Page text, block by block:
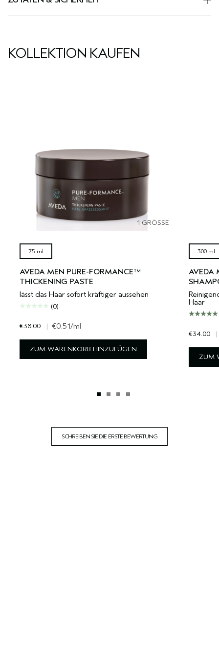
KOLLEKTION KAUFEN
1 GRÖSSE
75 ml
AVEDA MEN PURE-FORMANCE™
THICKENING PASTE
lässt das Haar sofort kräftiger aussehen
(0)
€38.00 | €0.51/ml
ZUM WARENKORB HINZUFÜGEN
300 ml
AVEDA
Haar
€34.00 |
ZUM
SCHREIBEN SIE DIE ERSTE BEWERTUNG